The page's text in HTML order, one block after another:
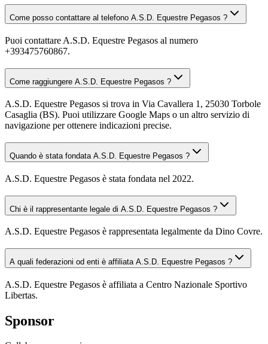
Come posso contattare al telefono A.S.D. Equestre Pegasos ?
Puoi contattare A.S.D. Equestre Pegasos al numero
+393475760867.
Come raggiungere A.S.D. Equestre Pegasos ?
A.S.D. Equestre Pegasos si trova in Via Cavallera 1, 25030 Torbole
Casaglia (BS). Puoi utilizzare Google Maps o un altro servizio di
navigazione per ottenere indicazioni precise.
Quando è stata fondata A.S.D. Equestre Pegasos ?
A.S.D. Equestre Pegasos è stata fondata nel 2022.
Chi è il rappresentante legale di A.S.D. Equestre Pegasos ?
A.S.D. Equestre Pegasos è rappresentata legalmente da Dino Covre.
A quali federazioni od enti è affiliata A.S.D. Equestre Pegasos ?
A.S.D. Equestre Pegasos è affiliata a Centro Nazionale Sportivo
Libertas.
Sponsor